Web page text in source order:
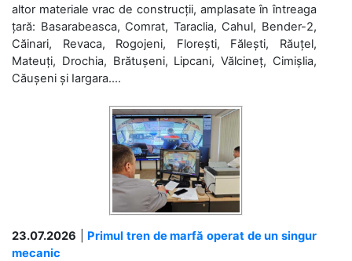
altor materiale vrac de construcții, amplasate în întreaga
țară: Basarabeasca, Comrat, Taraclia, Cahul, Bender-2,
Căinari, Revaca, Rogojeni, Florești, Fălești, Răuțel,
Mateuți, Drochia, Brătușeni, Lipcani, Vălcineț, Cimișlia,
Căușeni și Iargara....
23.07.2026
Primul tren de marfă operat de un singur
mecanic